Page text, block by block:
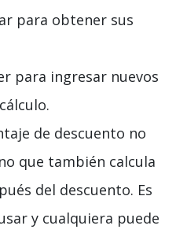
para obtener sus
para ingresar nuevos
de descuento no
que también calcula
del descuento. Es
y cualquiera puede